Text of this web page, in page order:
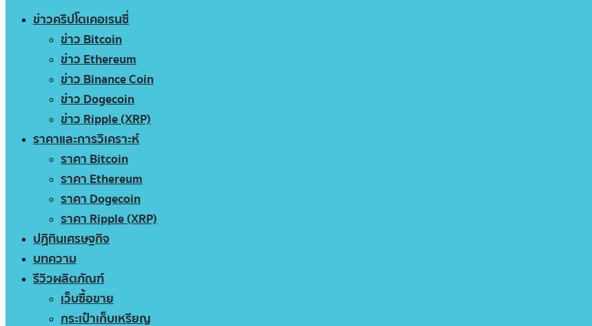
ข่าวคริปโตเคอเรนซี่
ข่าว Bitcoin
ข่าว Ethereum
ข่าว Binance Coin
ข่าว Dogecoin
ข่าว Ripple (XRP)
ราคาและการวิเคราะห์
ราคา Bitcoin
ราคา Ethereum
ราคา Dogecoin
ราคา Ripple (XRP)
ปฏิทินเศรษฐกิจ
บทความ
รีวิวผลิตภัณฑ์
เว็บซื้อขาย
กระเป๋าเก็บเหรียญ